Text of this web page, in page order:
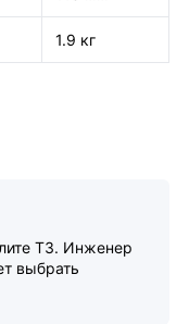
1.9 кг
ТЗ. Инженер
выбрать